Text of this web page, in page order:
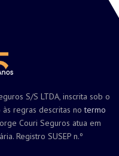
S/S LTDA, inscrita sob o
às regras descritas notermo
Couri Seguros atua em
Registro SUSEP n.º